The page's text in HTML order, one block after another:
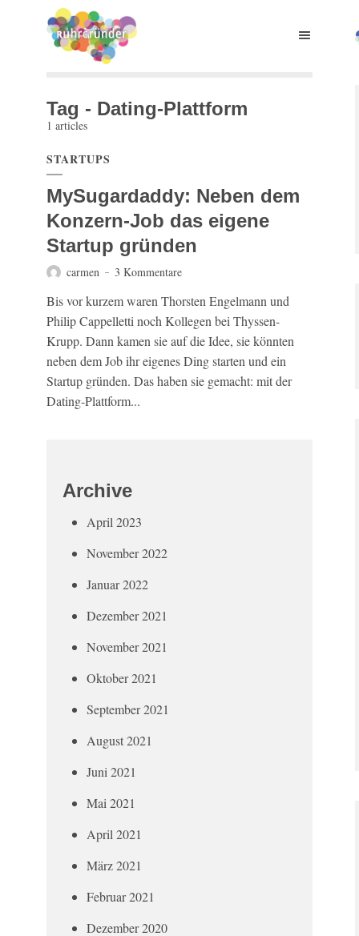
Tag - Dating-Plattform
1 articles
STARTUPS
MySugardaddy: Neben dem
Konzern-Job das eigene
Startup gründen
carmen 3 Kommentare
Bis vor kurzem waren Thorsten Engelmann und
Philip Cappelletti noch Kollegen bei Thyssen-
Krupp. Dann kamen sie auf die Idee, sie könnten
neben dem Job ihr eigenes Ding starten und ein
Startup gründen. Das haben sie gemacht: mit der
Dating-Plattform...
Archive
April 2023
November 2022
Januar 2022
Dezember 2021
November 2021
Oktober 2021
September 2021
August 2021
Juni 2021
Mai 2021
April 2021
März 2021
Februar 2021
Dezember 2020